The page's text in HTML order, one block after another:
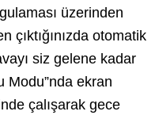
üzerinden
çıktığınızda otomatik
siz gelene kadar
Modu”nda ekran
çalışarak gece